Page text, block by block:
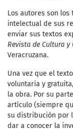
Los autores son
intelectual de sus
enviar sus textos
Revista de Cultura y
Veracruzana.
Una vez que el
voluntaria y
la obra. Por su
artículo (siempre
su distribución por
dar a conocer la